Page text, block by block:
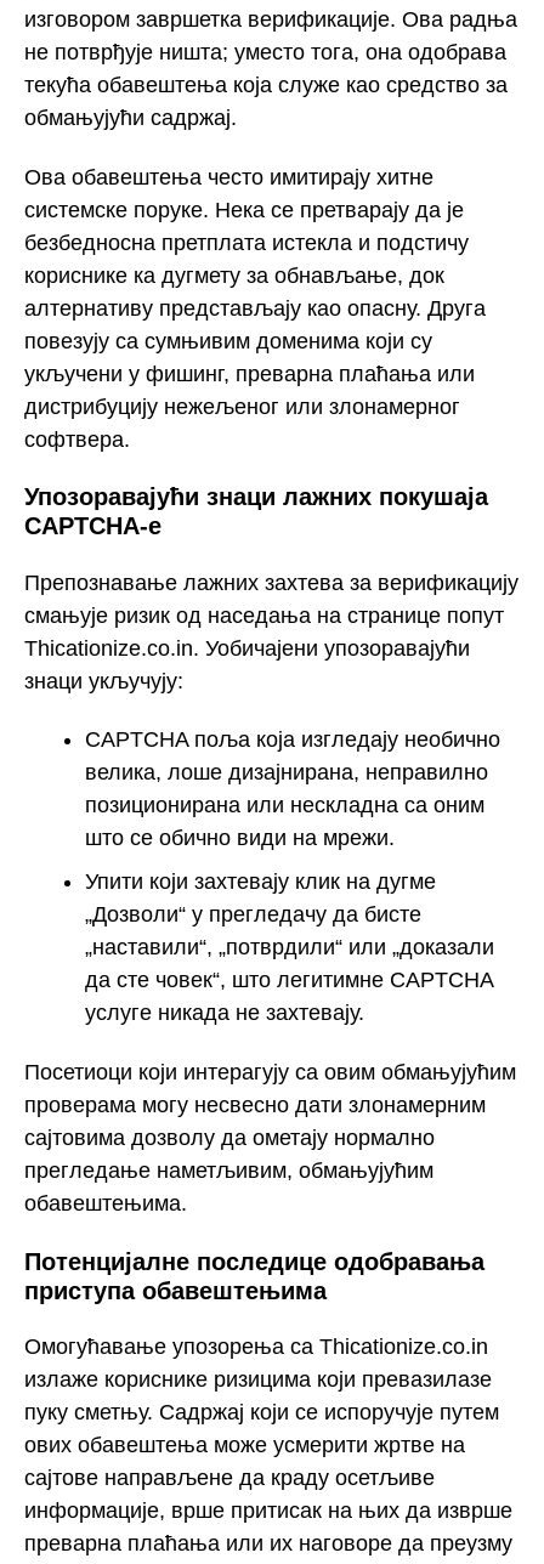
изговором завршетка верификације. Ова радња
не потврђује ништа; уместо тога, она одобрава
текућа обавештења која служе као средство за
обмањујући садржај.
Ова обавештења често имитирају хитне
системске поруке. Нека се претварају да је
безбедносна претплата истекла и подстичу
кориснике ка дугмету за обнављање, док
алтернативу представљају као опасну. Друга
повезују са сумњивим доменима који су
укључени у фишинг, преварна плаћања или
дистрибуцију нежељеног или злонамерног
софтвера.
Упозоравајући знаци лажних покушаја
CAPTCHA-е
Препознавање лажних захтева за верификацију
смањује ризик од наседања на странице попут
Thicationize.co.in. Уобичајени упозоравајући
знаци укључују:
CAPTCHA поља која изгледају необично
велика, лоше дизајнирана, неправилно
позиционирана или нескладна са оним
што се обично види на мрежи.
Упити који захтевају клик на дугме
„Дозволи“ у прегледачу да бисте
„наставили“, „потврдили“ или „доказали
да сте човек“, што легитимне CAPTCHA
услуге никада не захтевају.
Посетиоци који интерагују са овим обмањујућим
проверама могу несвесно дати злонамерним
сајтовима дозволу да ометају нормално
прегледање наметљивим, обмањујућим
обавештењима.
Потенцијалне последице одобравања
приступа обавештењима
Омогућавање упозорења са Thicationize.co.in
излаже кориснике ризицима који превазилазе
пуку сметњу. Садржај који се испоручује путем
ових обавештења може усмерити жртве на
сајтове направљене да краду осетљиве
информације, врше притисак на њих да изврше
преварна плаћања или их наговоре да преузму